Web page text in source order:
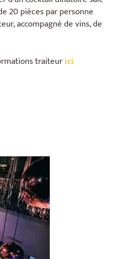
20 pièces par personne
accompagné de vins, de
traiteurici